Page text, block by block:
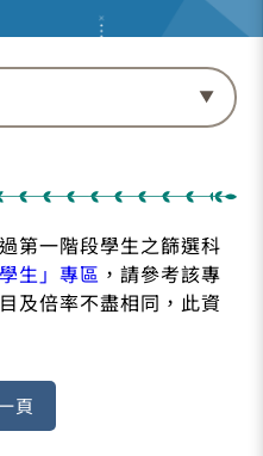
第一階段學生之篩選科
生」專區 ，請參考該專
及倍率不盡相同，此資